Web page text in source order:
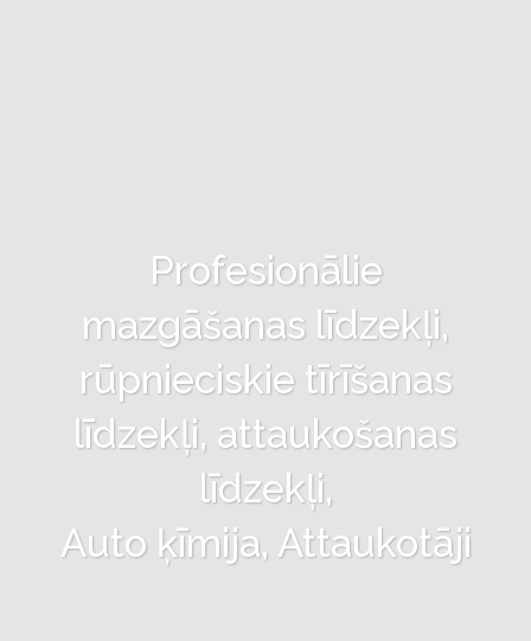
Profesionālie
mazgāšanas līdzekļi,
rūpnieciskie tīrīšanas
līdzekļi, attaukošanas
līdzekļi,
Auto ķīmija, Attaukotāji